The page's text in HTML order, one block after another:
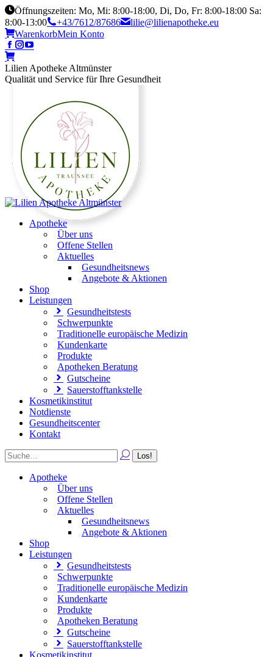
Öffnungszeiten: Mo, Mi: 8:00-18:00, Di, Do, Fr: 8:00-18:00 Sa:
8:00-13:00
+43/7612/87686
lilie@lilienapotheke.eu
WarenkorbMein Konto
Lilien Apotheke Altmünster
Qualität und Service für Ihre Gesundheit
Apotheke
Über uns
Offene Stellen
Aktuelles
Gesundheitsnews
Angebote & Aktionen
Shop
Leistungen
Gesundheitstests
Schwerpunkte
Traditionelle europäische Medizin
Kundenkarte
Produkte
Apotheken Beratung
Gutscheine
Sauerstofftankstelle
Kosmetikinstitut
Notdienste
Gesundheitscenter
Kontakt
Apotheke
Über uns
Offene Stellen
Aktuelles
Gesundheitsnews
Angebote & Aktionen
Shop
Leistungen
Gesundheitstests
Schwerpunkte
Traditionelle europäische Medizin
Kundenkarte
Produkte
Apotheken Beratung
Gutscheine
Sauerstofftankstelle
Kosmetikinstitut